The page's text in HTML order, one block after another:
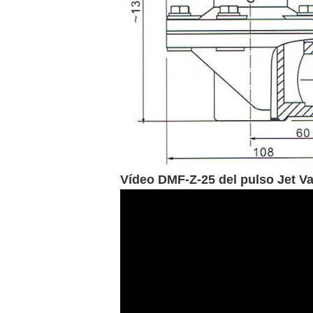
Vídeo DMF-Z-25 del pulso Jet